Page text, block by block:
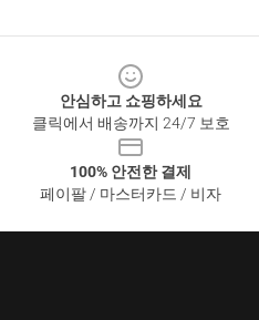
안심하고 쇼핑하세요
클릭에서 배송까지 24/7 보호
100% 안전한 결제
페이팔 / 마스터카드 / 비자